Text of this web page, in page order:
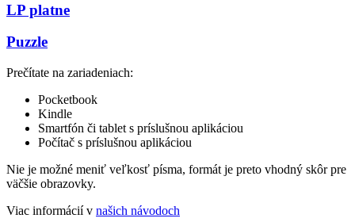
LP platne
Puzzle
Prečítate na zariadeniach:
Pocketbook
Kindle
Smartfón či tablet s príslušnou aplikáciou
Počítač s príslušnou aplikáciou
Nie je možné meniť veľkosť písma, formát je preto vhodný skôr pre
väčšie obrazovky.
Viac informácií v našich návodoch